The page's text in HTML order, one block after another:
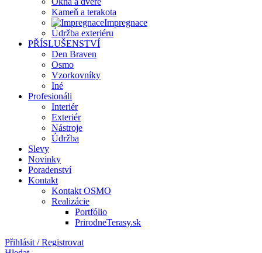
Kameň a terakota
Impregnace
Údržba exteriéru
PŘÍSLUŠENSTVÍ
Den Braven
Osmo
Vzorkovníky
Iné
Profesionáli
Interiér
Exteriér
Nástroje
Údržba
Slevy
Novinky
Poradenství
Kontakt
Kontakt OSMO
Realizácie
Portfólio
PrirodneTerasy.sk
Přihlásit / Registrovat